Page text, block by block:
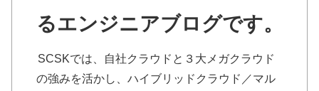
るエンジニアブログです。
SCSKでは、自社クラウドと３大メガクラウド
の強みを活かし、ハイブリッドクラウド／マル